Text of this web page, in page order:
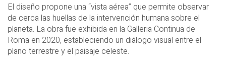
El diseño propone una “vista aérea” que permite observar
de cerca las huellas de la intervención humana sobre el
planeta. La obra fue exhibida en la Galleria Continua de
Roma en 2020, estableciendo un diálogo visual entre el
plano terrestre y el paisaje celeste.